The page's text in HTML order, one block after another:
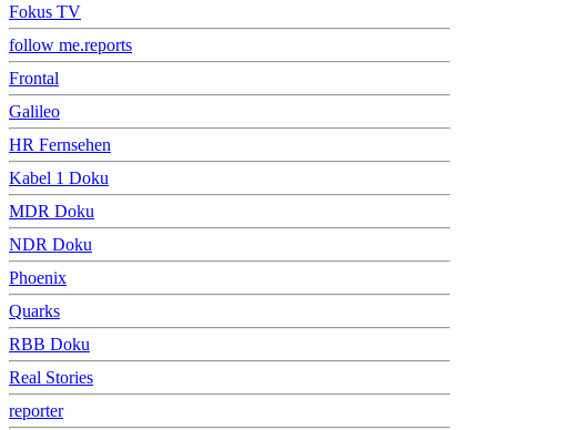
Fokus TV
follow me.reports
Frontal
Galileo
HR Fernsehen
Kabel 1 Doku
MDR Doku
NDR Doku
Phoenix
Quarks
RBB Doku
Real Stories
reporter